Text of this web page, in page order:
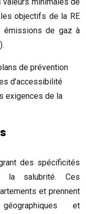
objectifs de la RE
émissions de gaz à
de prévention
d’accessibilité
exigences de la
des spécificités
salubrité. Ces
et prennent
et